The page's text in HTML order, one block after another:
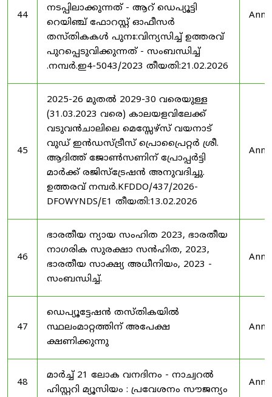
44
നടപ്പിലാക്കുന്നത് - ആറ് ഡെപ്യൂട്ടി
റെയിഞ്ച് ഫോറസ്റ്റ് ഓഫീസർ
തസ്തികകൾ പുനഃ:വിന്യസിച്ച് ഉത്തരവ്
പുറപ്പെടുവിക്കുന്നത് - സംബന്ധിച്ച്
.നമ്പർ.ഇ4-5043/2023 തീയതി:21.02.2026
45
2025-26 മുതൽ 2029-30 വരെയുള്ള
(31.03.2023 വരെ) കാലയളവിലേക്ക്
വടുവൻചാലിലെ മെസ്സേഴ്സ് വയനാട്
വുഡ് ഇൻഡസ്ട്രീസ് പ്രൊപ്രൈറ്റർ ശ്രീ.
ആദിത്ത് ജോൺസണിന് പ്രോപ്പർട്ടി
മാർക്ക് രജിസ്ട്രേഷൻ അനുവദിച്ചു.
ഉത്തരവ് നമ്പർ.KFDDO/437/2026-
DFOWYNDS/E1 തീയതി:13.02.2026
46
ഭാരതീയ ന്യായ സംഹിത 2023, ഭാരതീയ
നാഗരിക സുരക്ഷാ സൻഹിത, 2023,
ഭാരതീയ സാക്ഷ്യ അധീനിയം, 2023 -
സംബന്ധിച്ച്.
47
ഡെപ്യൂട്ടേഷൻ തസ്തികയിൽ
സ്ഥലംമാറ്റത്തിന് അപേക്ഷ
ക്ഷണിക്കുന്നു
48
മാർച്ച് 21 ലോക വനദിനം - നാച്വറൽ
ഹിസ്റ്ററി മ്യൂസിയം : പ്രവേശനം സൗജന്യം